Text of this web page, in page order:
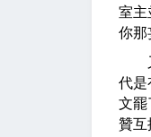
室主
你那
又
代是
文罷
贊互